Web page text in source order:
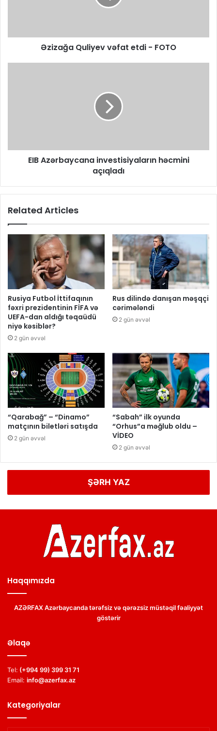
Əzizağa Quliyev vəfat etdi - FOTO
EIB Azərbaycana investisiyaların həcmini
açıqladı
Related Articles
Rusiya Futbol İttifaqının
fəxri prezidentinin FİFA və
UEFA-dan aldığı təqaüdü
niyə kəsiblər?
2 gün əvvəl
Rus dilində danışan məşqçi
cərimələndi
2 gün əvvəl
“Qarabağ” – “Dinamo”
matçının biletləri satışda
2 gün əvvəl
“Sabah” ilk oyunda
“Orhus”a məğlub oldu –
VİDEO
2 gün əvvəl
ŞƏRH YAZ
Haqqımızda
AZƏRFAX Azərbaycanda tərəfsiz və qərəzsiz müstəqil fəaliyyət
göstərir
Əlaqə
Tel: (+994 99) 399 31 71
Email: info@azerfax.az
Kategoriyalar